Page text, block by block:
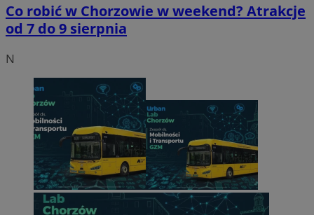
Co robić w Chorzowie w weekend? Atrakcje
od 7 do 9 sierpnia
N